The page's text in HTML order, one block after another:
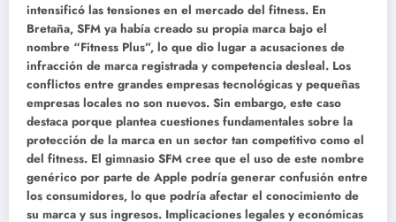
intensificó las tensiones en el mercado del fitness. En
Bretaña, SFM ya había creado su propia marca bajo el
nombre “Fitness Plus”, lo que dio lugar a acusaciones de
infracción de marca registrada y competencia desleal. Los
conflictos entre grandes empresas tecnológicas y pequeñas
empresas locales no son nuevos. Sin embargo, este caso
destaca porque plantea cuestiones fundamentales sobre la
protección de la marca en un sector tan competitivo como el
del fitness. El gimnasio SFM cree que el uso de este nombre
genérico por parte de Apple podría generar confusión entre
los consumidores, lo que podría afectar el conocimiento de
su marca y sus ingresos. Implicaciones legales y económicas